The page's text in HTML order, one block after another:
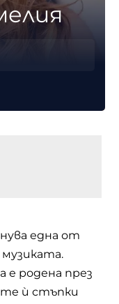
една от
е родена през
ѝ стъпки